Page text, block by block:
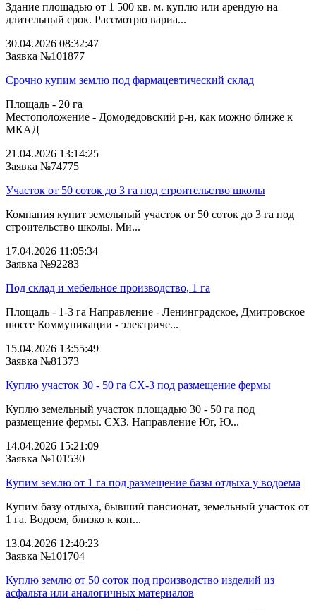
Здание площадью от 1 500 кв. м. куплю или арендую на
длительный срок. Рассмотрю вариа...
30.04.2026 08:32:47
Заявка №101877
Срочно купим землю под фармацевтический склад
Площадь - 20 га
Местоположение - Домодедовский р-н, как можно ближе к
МКАД
21.04.2026 13:14:25
Заявка №74775
Участок от 50 соток до 3 га под строительство школы
Компания купит земельный участок от 50 соток до 3 га под
строительство школы. Ми...
17.04.2026 11:05:34
Заявка №92283
Под склад и мебельное производство, 1 га
Площадь - 1-3 га Направление - Ленинградское, Дмитровское
шоссе Коммуникации - электриче...
15.04.2026 13:55:49
Заявка №81373
Куплю участок 30 - 50 га СХ-3 под размещение фермы
Куплю земельный участок площадью 30 - 50 га под
размещение фермы. СХ3. Направление Юг, Ю...
14.04.2026 15:21:09
Заявка №101530
Купим землю от 1 га под размещение базы отдыха у водоема
Купим базу отдыха, бывший пансионат, земельный участок от
1 га. Водоем, близко к кон...
13.04.2026 12:40:23
Заявка №101704
Куплю землю от 50 соток под производство изделий из
асфальта или аналогичных материалов